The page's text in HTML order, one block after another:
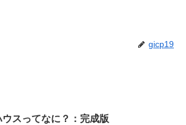
gicp19
スってなに？：完成版